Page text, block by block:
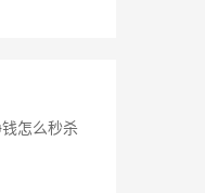
怎么秒杀